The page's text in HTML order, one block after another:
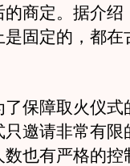
商定。据介绍
固定的，都在
保障取火仪式
邀请非常有限
也有严格的控